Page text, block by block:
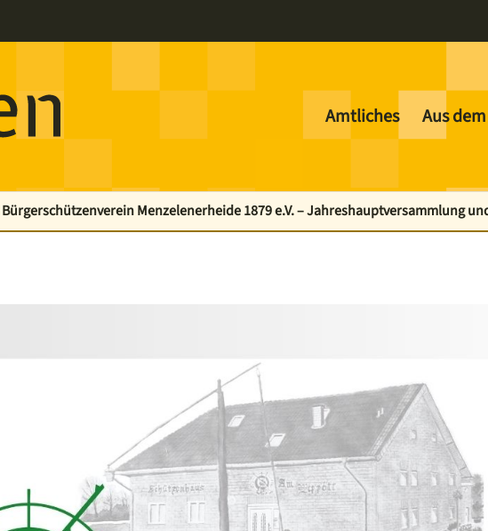
Amtliches Aus
Bürgerschützenverein Menzelenerheide 1879 e.V. – Jahreshauptversammlung